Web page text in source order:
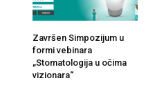
Završen Simpozijum u
formi vebinara
„Stomatologija u očima
vizionara“